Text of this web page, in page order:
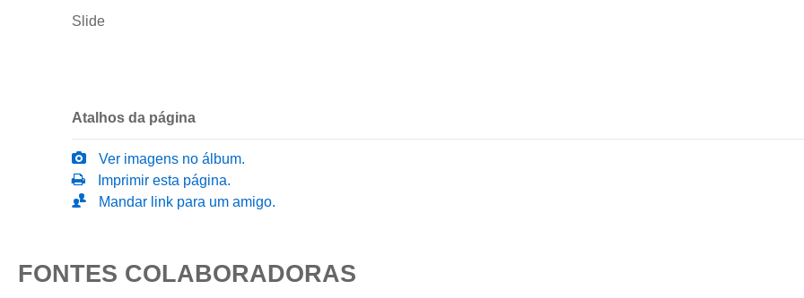
Slide
Atalhos da página
Ver imagens no álbum.
Imprimir esta página.
Mandar link para um amigo.
FONTES COLABORADORAS